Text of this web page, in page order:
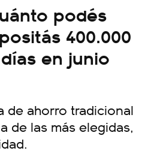
podés
400.000
en junio
de ahorro tradicional
de las más elegidas,